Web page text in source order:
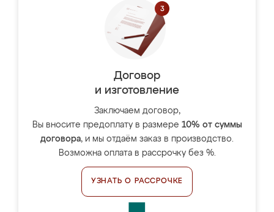
Договор
и изготовление
Заключаем договор,
Вы вносите предоплату в размере 10% от суммы
договора, и мы отдаём заказ в производство.
Возможна оплата в рассрочку без %.
УЗНАТЬ О РАССРОЧКЕ